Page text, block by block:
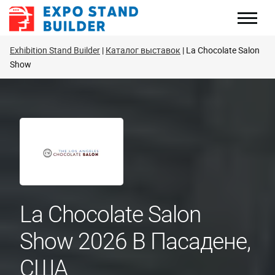
Перейти
Exhibition Stand Builder Каталог выставок La Chocolate Salon
Show
La Chocolate Salon
Show 2026 В Пасадене,
США